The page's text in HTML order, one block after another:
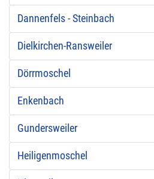
Dannenfels - Steinbach
Dielkirchen-Ransweiler
Dörrmoschel
Enkenbach
Gundersweiler
Heiligenmoschel